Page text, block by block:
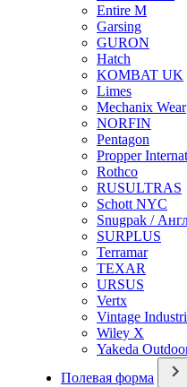
Entire M
Garsing
GURON
Hatch
KOMBAT UK
Limes
Mechanix Wear
NORFIN
Pentagon
Propper
Rothco
RUSULTRAS
Schott NYC
Snugpak /
SURPLUS
Terramar
TEXAR
URSUS
Vertx
Vintage
Wiley X
Yakeda
Полевая форма